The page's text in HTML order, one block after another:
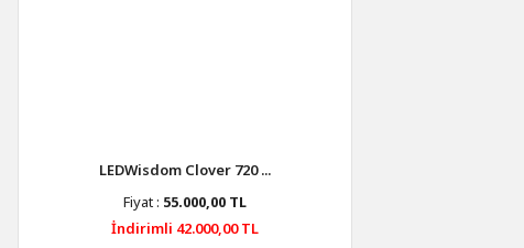
LEDWisdom Clover 720 ...
Fiyat : 55.000,00 TL
İndirimli 42.000,00 TL